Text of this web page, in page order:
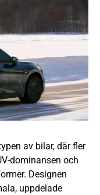
av bilar, där fler
dominansen och
Designen
uppdelade